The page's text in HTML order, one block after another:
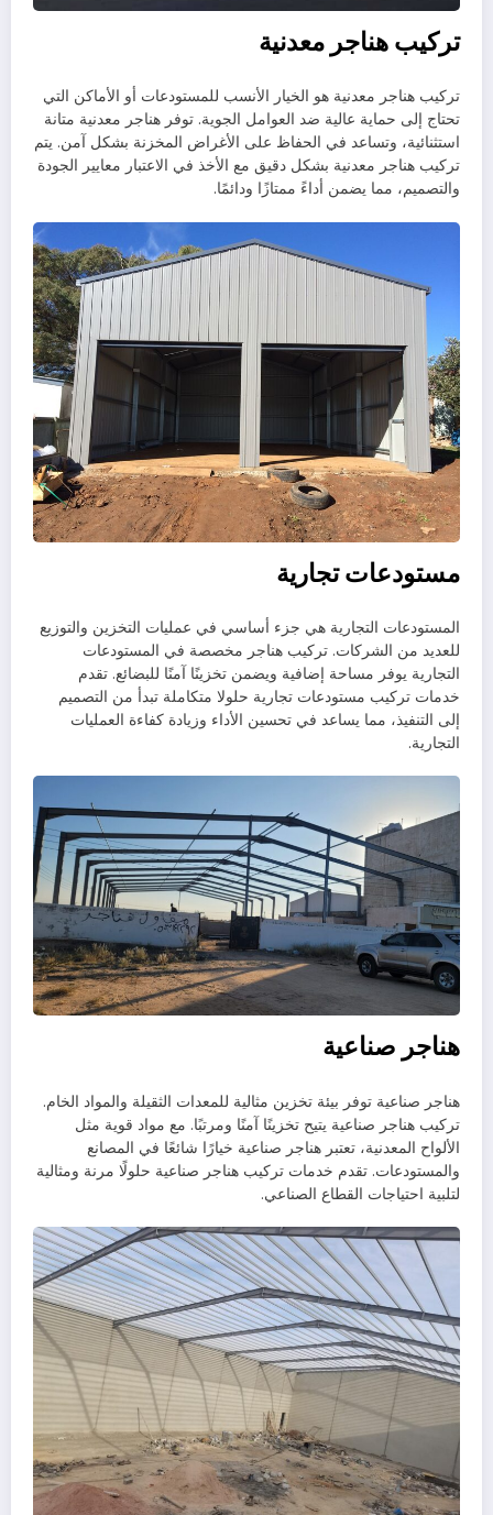
تركيب هناجر معدنية
تركيب هناجر معدنية هو الخيار الأنسب للمستودعات أو الأماكن التي
تحتاج إلى حماية عالية ضد العوامل الجوية. توفر هناجر معدنية متانة
استثنائية، وتساعد في الحفاظ على الأغراض المخزنة بشكل آمن. يتم
تركيب هناجر معدنية بشكل دقيق مع الأخذ في الاعتبار معايير الجودة
والتصميم، مما يضمن أداءً ممتازًا ودائمًا.
مستودعات تجارية
المستودعات التجارية هي جزء أساسي في عمليات التخزين والتوزيع
للعديد من الشركات. تركيب هناجر مخصصة في المستودعات
التجارية يوفر مساحة إضافية ويضمن تخزينًا آمنًا للبضائع. تقدم
خدمات تركيب مستودعات تجارية حلولا متكاملة تبدأ من التصميم
إلى التنفيذ، مما يساعد في تحسين الأداء وزيادة كفاءة العمليات
التجارية.
هناجر صناعية
هناجر صناعية توفر بيئة تخزين مثالية للمعدات الثقيلة والمواد الخام.
تركيب هناجر صناعية يتيح تخزينًا آمنًا ومرتبًا. مع مواد قوية مثل
الألواح المعدنية، تعتبر هناجر صناعية خيارًا شائعًا في المصانع
والمستودعات. تقدم خدمات تركيب هناجر صناعية حلولًا مرنة ومثالية
لتلبية احتياجات القطاع الصناعي.